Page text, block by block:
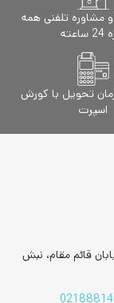
مشاوره تلفنی همه
تحویل با کورش
اسپرت
قائم مقام، نبش